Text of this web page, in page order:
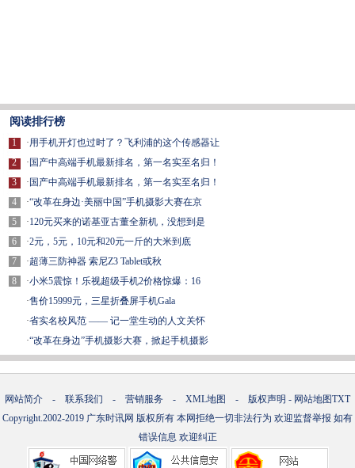
阅读排行榜
1
2
3
4
5
6
7
8
·用手机开灯也过时了？飞利浦的这个传感器让
· 国产中高端手机最新排名，第一名实至名归！
· 国产中高端手机最新排名，第一名实至名归！
·“改革在身边·美丽中国”手机摄影大赛在京
·120元买来的诺基亚古董全新机，没想到是
·2元，5元，10元和20元一斤的大米到底
·超薄三防神器 索尼Z3 Tablet或秋
·小米5震惊！乐视超级手机2价格惊爆：16
·售价15999元，三星折叠屏手机Gala
·省实名校风范 —— 记一堂生动的人文关怀
·“改革在身边”手机摄影大赛，掀起手机摄影
网站简介 - 联系我们 - 营销服务 - XML地图 - 版权声明 - 网站地图TXT
Copyright.2002-2019 广东时讯网 版权所有 本网拒绝一切非法行为 欢迎监督举报 如有
错误信息 欢迎纠正